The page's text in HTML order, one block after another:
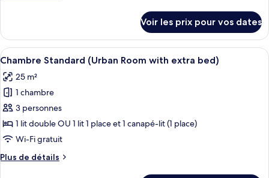
chambre :
Deluxe
Family
Room
(2
Adults
+
2
Children)
le
type
de
Deluxe
Family
(2
Adults
Children)
Voir les prix pour vos dates
Afficher
toutes
les
photos
pour
ce
type
chambre :
Couette en duvet d'oie, minibar,
4
Chambre Standard (Urban Room with extra bed)
25 m²
1 chambre
3 personnes
1 lit double OU 1 lit 1 place et 1 canapé-lit (1 place)
Wi-Fi gratuit
Plus de détails
Plus